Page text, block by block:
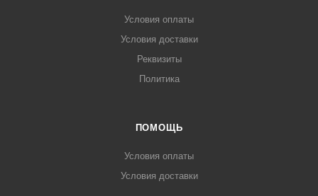
Условия оплаты
Условия доставки
Реквизиты
Политика
ПОМОЩЬ
Условия оплаты
Условия доставки